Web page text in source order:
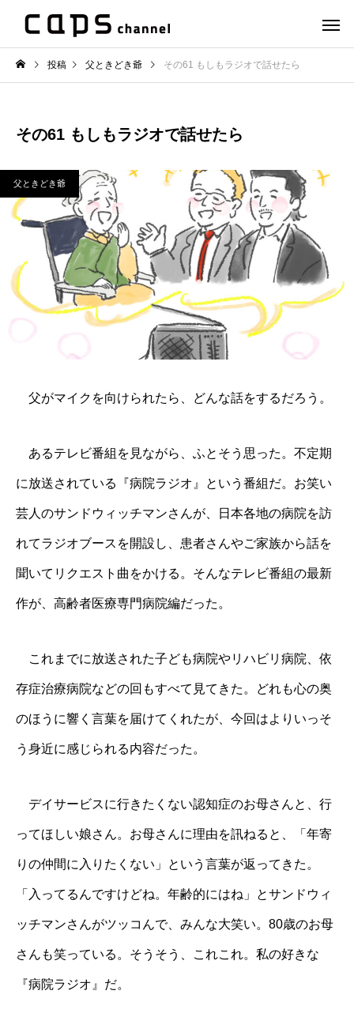
投稿 父ときどき爺 その61 もしもラジオで話せたら
その61 もしもラジオで話せたら
父ときどき爺
父がマイクを向けられたら、どんな話をするだろう。
あるテレビ番組を見ながら、ふとそう思った。不定期
に放送されている『病院ラジオ』という番組だ。お笑い
芸人のサンドウィッチマンさんが、日本各地の病院を訪
れてラジオブースを開設し、患者さんやご家族から話を
聞いてリクエスト曲をかける。そんなテレビ番組の最新
作が、高齢者医療専門病院編だった。
これまでに放送された子ども病院やリハビリ病院、依
存症治療病院などの回もすべて見てきた。どれも心の奥
のほうに響く言葉を届けてくれたが、今回はよりいっそ
う身近に感じられる内容だった。
デイサービスに行きたくない認知症のお母さんと、行
ってほしい娘さん。お母さんに理由を訊ねると、「年寄
りの仲間に入りたくない」という言葉が返ってきた。
「入ってるんですけどね。年齢的にはね」とサンドウィ
ッチマンさんがツッコんで、みんな大笑い。80歳のお母
さんも笑っている。そうそう、これこれ。私の好きな
『病院ラジオ』だ。